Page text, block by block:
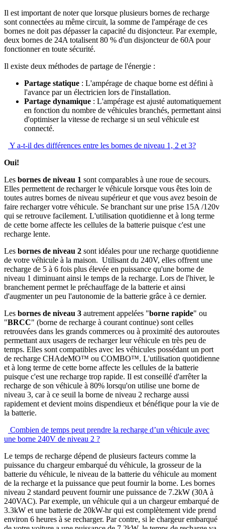
Il est important de noter que lorsque plusieurs bornes de recharge
sont connectées au même circuit, la somme de l'ampérage de ces
bornes ne doit pas dépasser la capacité du disjoncteur. Par exemple,
deux bornes de 24A totalisent 80 % d'un disjoncteur de 60A pour
fonctionner en toute sécurité.
Il existe deux méthodes de partage de l'énergie :
Partage statique : L'ampérage de chaque borne est défini à
l'avance par un électricien lors de l'installation.
Partage dynamique : L'ampérage est ajusté automatiquement
en fonction du nombre de véhicules branchés, permettant ainsi
d'optimiser la vitesse de recharge si un seul véhicule est
connecté.
Y a-t-il des différences entre les bornes de niveau 1, 2 et 3?
Oui!
Les bornes de niveau 1 sont comparables à une roue de secours.
Elles permettent de recharger le véhicule lorsque vous êtes loin de
toutes autres bornes de niveau supérieur et que vous avez besoin de
faire recharger votre véhicule. Se branchant sur une prise 15A /120v
qui se retrouve facilement. L'utilisation quotidienne et à long terme
de cette borne affecte les cellules de la batterie puisque c'est une
recharge lente.
Les bornes de niveau 2 sont idéales pour une recharge quotidienne
de votre véhicule à la maison. Utilisant du 240V, elles offrent une
recharge de 5 à 6 fois plus élevée en puissance qu'une borne de
niveau 1 diminuant ainsi le temps de la recharge. Lors de l'hiver, le
branchement permet le préchauffage de la batterie et ainsi
d'augmenter un peu l'autonomie de la batterie grâce à ce dernier.
Les bornes de niveau 3 autrement appelées "borne rapide" ou
"BRCC" (borne de recharge à courant continue) sont celles
retrouvées dans les grands commerces ou à proximité des autoroutes
permettant aux usagers de recharger leur véhicule en très peu de
temps. Elles sont compatibles avec les véhicules possédant un port
de recharge CHAdeMO™ ou COMBO™. L'utilisation quotidienne
et à long terme de cette borne affecte les cellules de la batterie
puisque c'est une recharge trop rapide. Il est conseillé d'arrêter la
recharge de son véhicule à 80% lorsqu'on utilise une borne de
niveau 3, car à ce seuil la borne de niveau 2 recharge aussi
rapidement et devient moins dispendieux et bénéfique pour la vie de
la batterie.
Combien de temps peut prendre la recharge d’un véhicule avec
une borne 240V de niveau 2 ?
Le temps de recharge dépend de plusieurs facteurs comme la
puissance du chargeur embarqué du véhicule, la grosseur de la
batterie du véhicule, le niveau de la batterie du véhicule au moment
de la recharge et la puissance que peut fournir la borne. Les bornes
niveau 2 standard peuvent fournir une puissance de 7.2kW (30A à
240VAC). Par exemple, un véhicule qui a un chargeur embarqué de
3.3kW et une batterie de 20kW-hr qui est complètement vide prend
environ 6 heures à se recharger. Par contre, si le chargeur embarqué